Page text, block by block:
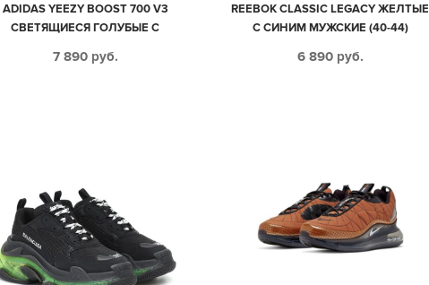
ADIDAS YEEZY BOOST 700 V3
СВЕТЯЩИЕСЯ ГОЛУБЫЕ С
44)
7 890 руб.
REEBOK CLASSIC LEGACY ЖЕЛТЫЕ
С СИНИМ МУЖСКИЕ (40-44)
6 890 руб.